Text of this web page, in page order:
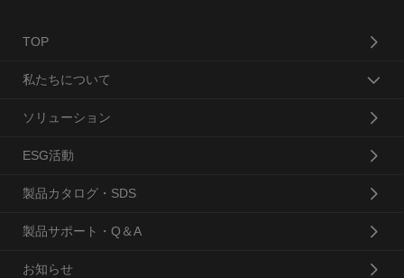
TOP
私たちについて
ソリューション
ESG活動
製品カタログ・SDS
製品サポート・Q＆A
お知らせ